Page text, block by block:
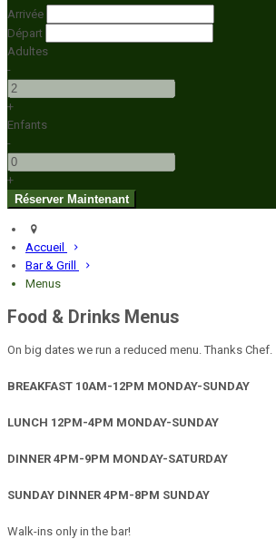
Arrivée
Départ
Adultes
-
+
Enfants
-
+
Accueil
Bar & Grill
Menus
Food & Drinks Menus
On big dates we run a reduced menu. Thanks Chef.
BREAKFAST 10AM-12PM MONDAY-SUNDAY
LUNCH 12PM-4PM MONDAY-SUNDAY
DINNER 4PM-9PM MONDAY-SATURDAY
SUNDAY DINNER 4PM-8PM SUNDAY
Walk-ins only in the bar!